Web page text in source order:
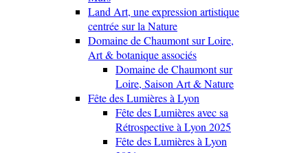
Land Art, une expression artistique
centrée sur la Nature
Domaine de Chaumont sur Loire,
Art & botanique associés
Domaine de Chaumont sur
Loire, Saison Art & Nature
Fête des Lumières à Lyon
Fête des Lumières avec sa
Rétrospective à Lyon 2025
Fête des Lumières à Lyon